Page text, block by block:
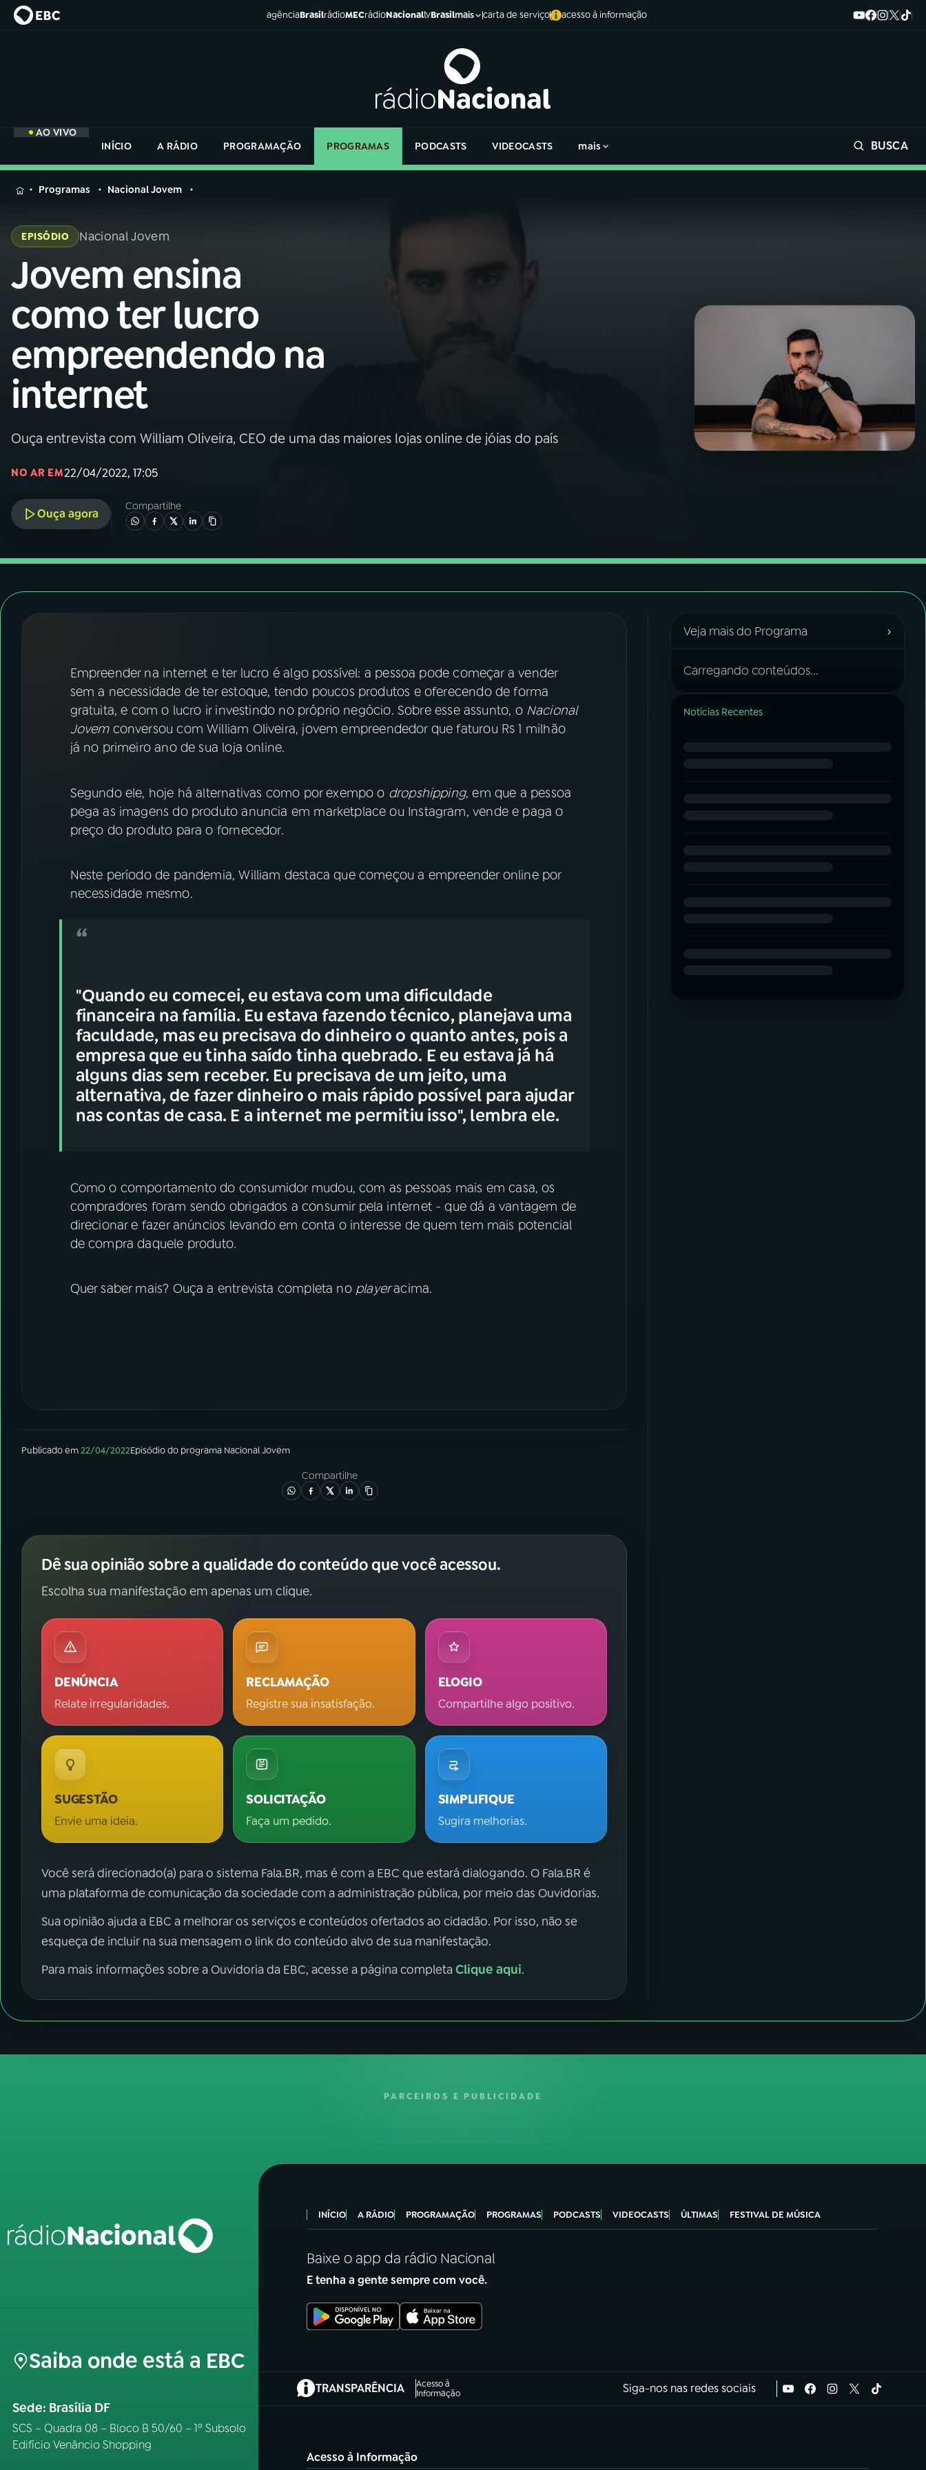
agênciaBrasilrádioMECrádioNacionaltvBrasilmais carta de serviço acesso à informação
AO VIVO
INÍCIO
A RÁDIO PROGRAMAÇÃO PROGRAMAS PODCASTS VIDEOCASTS mais BUSCA
MENU
Buscar
na
Rádio
Nacional
01INÍCIO
02A RÁDIO
03PROGRAMAÇÃO
05PODCASTS
FESTIVAL DE MÚSICA
ACOMPANHE A RÁDIO NACIONAL
YouTube Facebook
na
Rádio
Programas Nacional Jovem
EPISÓDIO Nacional Jovem
Jovem ensina
como ter lucro
empreendendo na
internet
Ouça entrevista com William Oliveira, CEO de uma das maiores lojas online de jóias do país
NO AR EM22/04/2022, 17:05
Ouça agora
Compartilhe
Empreender na internet e ter lucro é algo possível: a pessoa pode começar a vender
sem a necessidade de ter estoque, tendo poucos produtos e oferecendo de forma
gratuita, e com o lucro ir investindo no próprio negócio. Sobre esse assunto, o Nacional
Jovemconversou com William Oliveira, jovem empreendedor que faturou R$ 1 milhão
já no primeiro ano de sua loja online.
Segundo ele, hoje há alternativas como por exempo o dropshipping, em que a pessoa
pega as imagens do produto anuncia em marketplace ou Instagram, vende e paga o
preço do produto para o fornecedor.
Neste período de pandemia, William destaca que começou a empreender online por
necessidade mesmo.
"Quando eu comecei, eu estava com uma dificuldade
financeira na família. Eu estava fazendo técnico, planejava uma
faculdade, mas eu precisava do dinheiro o quanto antes, pois a
empresa que eu tinha saído tinha quebrado. E eu estava já há
alguns dias sem receber. Eu precisava de um jeito, uma
alternativa, de fazer dinheiro o mais rápido possível para ajudar
nas contas de casa. E a internet me permitiu isso", lembra ele.
Como o comportamento do consumidor mudou, com as pessoas mais em casa, os
compradores foram sendo obrigados a consumir pela internet - que dá a vantagem de
direcionar e fazer anúncios levando em conta o interesse de quem tem mais potencial
de compra daquele produto.
Quer saber mais? Ouça a entrevista completa no playeracima.
Publicado em22/04/2022Episódiodo programa Nacional Jovem
Compartilhe
Dê sua opinião sobre a qualidade do conteúdo que você acessou.
Escolha sua manifestação em apenas um clique.
DENÚNCIA
Relate irregularidades.
RECLAMAÇÃO
Registre sua insatisfação.
ELOGIO
Compartilhe algo positivo.
SUGESTÃO
Envie uma ideia.
SOLICITAÇÃO
Faça um pedido.
SIMPLIFIQUE
Sugira melhorias.
Você será direcionado(a) para o sistema Fala.BR, mas é com a EBC que estará dialogando. O Fala.BR é
uma plataforma de comunicação da sociedade com a administração pública, por meio das Ouvidorias.
Sua opinião ajuda a EBC a melhorar os serviços e conteúdos ofertados ao cidadão. Por isso, não se
esqueça de incluir na sua mensagem o link do conteúdo alvo de sua manifestação.
Para mais informações sobre a Ouvidoria da EBC, acesse a página completaClique aqui.
Veja mais do Programa ›
Carregando conteúdos...
Notícias Recentes
PARCEIROS E PUBLICIDADE
Saiba onde está a EBC
Sede: Brasília DF
SCS – Quadra 08 – Bloco B 50/60 – 1º Subsolo
Edifício Venâncio Shopping
INÍCIO A RÁDIO PROGRAMAÇÃO PROGRAMAS PODCASTS VIDEOCASTS ÚLTIMAS FESTIVAL DE MÚSICA
Baixe o app da rádio Nacional
E tenha a gente sempre com você.
TRANSPARÊNCIA
Acesso à
Informação
(abre em nova aba) Siga-nos nas redes sociais
Acesso à Informação